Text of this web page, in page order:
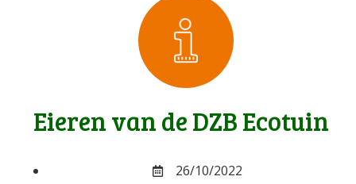
Eieren van de DZB Ecotuin
26/10/2022